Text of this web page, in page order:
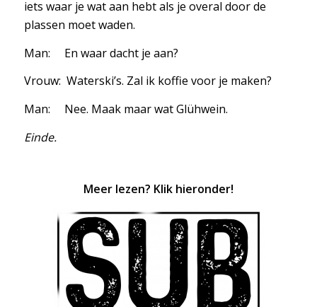
iets waar je wat aan hebt als je overal door de
plassen moet waden.
Man: En waar dacht je aan?
Vrouw: Waterski’s. Zal ik koffie voor je maken?
Man: Nee. Maak maar wat Glühwein.
Einde.
Meer lezen? Klik hieronder!